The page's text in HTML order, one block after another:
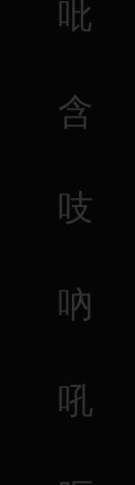
吡
含
吱
吶
吼